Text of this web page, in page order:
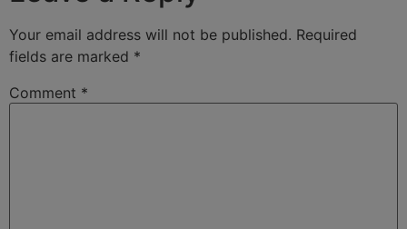
Your email address will not be published. Required
fields are marked *
Comment *